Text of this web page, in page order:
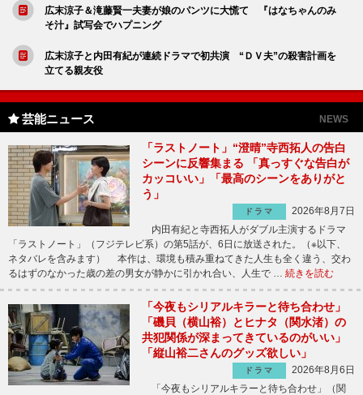
広末涼子＆滝藤賢一夫妻が娘のパンツに大慌て 『はなちゃんのみ
そ汁』試写会でハプニング
広末涼子と内田有紀が連続ドラマで初共演 “ＤＶ夫”の殺害計画を
立てる親友役
芸能ニュース NEWS
「ラストノート」“澄晴”寺西拓人の告白
シーンに反響集まる 「真っすぐな告白が
カッコいい」「最高のシーンをありがと
う」
ドラマ
2026年8月7日
内田有紀と寺西拓人がダブル主演するドラマ
「ラストノート」（フジテレビ系）の第5話が、6日に放送された。（※以下、
ネタバレを含みます） 本作は、環境も積み重ねてきた人生も全く違う、交わ
るはずのなかった歳の差の男女が静かに引かれ合い、人生で … 続きを読む
「今夜もシリアルキラーと待ち合わせ」
「磯貝（横山裕）とヒナタ（関水渚）の
共犯関係が深まってきているのがいい」
「縦山裕二さんのグッズ欲しい」
ドラマ
2026年8月6日
「今夜もシリアルキラーと待ち合わせ」（関